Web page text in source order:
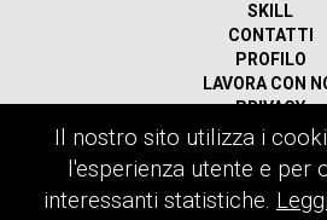
SKILL
CONTATTI
PROFILO
LAVORA CON
PRIVACY
Ricerca
per:
Il nostro sito utilizza i
l'esperienza utente e per
interessanti statistiche.